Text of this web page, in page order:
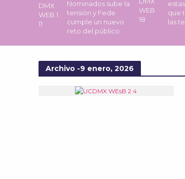
Nominados sube la
tensión y Fede
cumple un nuevo
reto del público
que
las
Archivo -9 enero, 2026